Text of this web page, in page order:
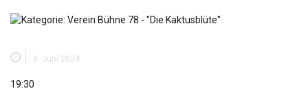
8. Juni 2024
Bühne
19:30